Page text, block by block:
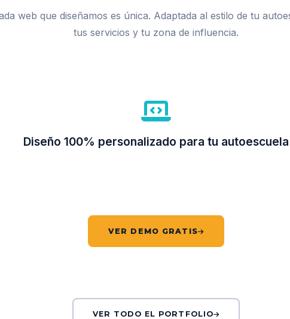
web que diseñamos es única. Adaptada al estilo de tu
tus servicios y tu zona de influencia.
Diseño 100% personalizado para tu autoescuela
VER DEMO GRATIS
VER TODO EL PORTFOLIO